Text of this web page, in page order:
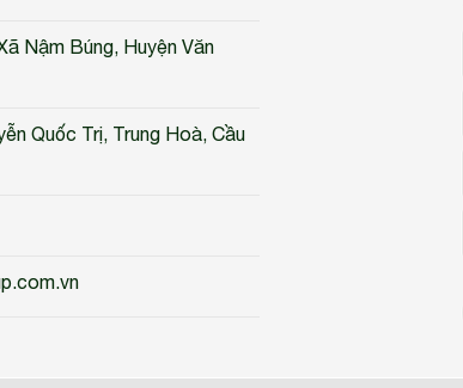
Nậm Búng, Huyện Văn
Quốc Trị, Trung Hoà, Cầu